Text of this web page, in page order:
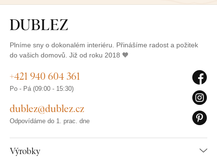
Plníme sny o dokonalém interiéru. Přinášíme radost a požitek
do vašich domovů. Již od roku 2018 🧡
Výrobky
+421 940 604 361
Po - Pá (09:00 - 15:30)
dublez@dublez.cz
Odpovídáme do 1. prac. dne